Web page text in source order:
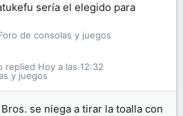
sería el elegido para
de consolas y juegos
y juegos
Hoy a las 12:32
se niega a tirar la toalla con